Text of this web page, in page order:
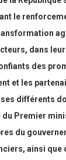
le
dans
des
et les
ses différents
du Premier
du
ainsi que